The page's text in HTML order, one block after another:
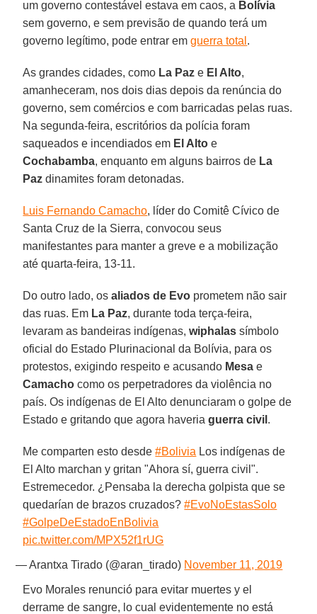
um governo contestável estava em caos, a Bolívia
sem governo, e sem previsão de quando terá um
governo legítimo, pode entrar emguerra total .
As grandes cidades, como La Paz e El Alto,
amanheceram, nos dois dias depois da renúncia do
governo, sem comércios e com barricadas pelas ruas.
Na segunda-feira, escritórios da polícia foram
saqueados e incendiados em El Alto e
Cochabamba, enquanto em alguns bairros de La
Paz dinamites foram detonadas.
Luis Fernando Camacho, líder do Comitê Cívico de
Santa Cruz de la Sierra, convocou seus
manifestantes para manter a greve e a mobilização
até quarta-feira, 13-11.
Do outro lado, osaliados de Evo prometem não sair
das ruas. Em La Paz, durante toda terça-feira,
levaram as bandeiras indígenas,wiphalas símbolo
oficial do Estado Plurinacional da Bolívia, para os
protestos, exigindo respeito e acusando Mesa e
Camacho como os perpetradores da violência no
país. Os indígenas de El Alto denunciaram o golpe de
Estado e gritando que agora haveriaguerra civil .
Me comparten esto desde#Bolivia Los indígenas de
El Alto marchan y gritan "Ahora sí, guerra civil".
Estremecedor. ¿Pensaba la derecha golpista que se
quedarían de brazos cruzados?#EvoNoEstasSolo
#GolpeDeEstadoEnBolivia
pic.twitter.com/MPX52f1rUG
— Arantxa Tirado (@aran_tirado) November 11, 2019
Evo Morales renunció para evitar muertes y el
derrame de sangre, lo cual evidentemente no está